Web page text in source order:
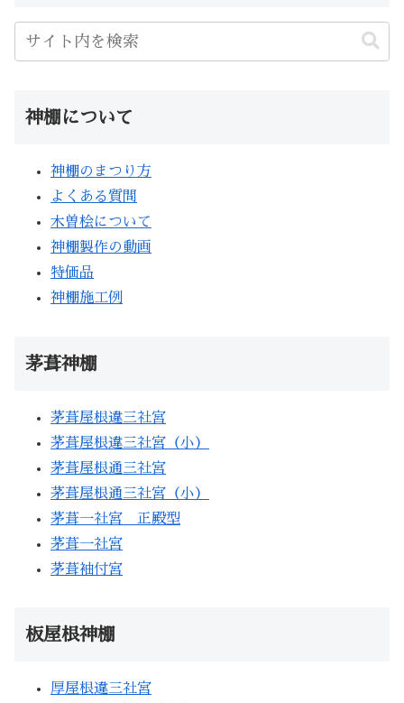
神棚について
神棚のまつり方
よくある質問
木曽桧について
神棚製作の動画
特価品
神棚施工例
茅葺神棚
茅葺屋根違三社宮
茅葺屋根違三社宮（小）
茅葺屋根通三社宮
茅葺屋根通三社宮（小）
茅葺一社宮 正殿型
茅葺一社宮
茅葺袖付宮
板屋根神棚
厚屋根違三社宮